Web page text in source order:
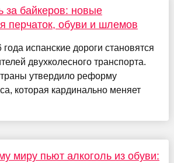
за байкеров: новые
перчаток, обуви и шлемов
испанские дороги становятся
двухколесного транспорта.
утвердило реформу
которая кардинально меняет
миру пьют алкоголь из обуви: